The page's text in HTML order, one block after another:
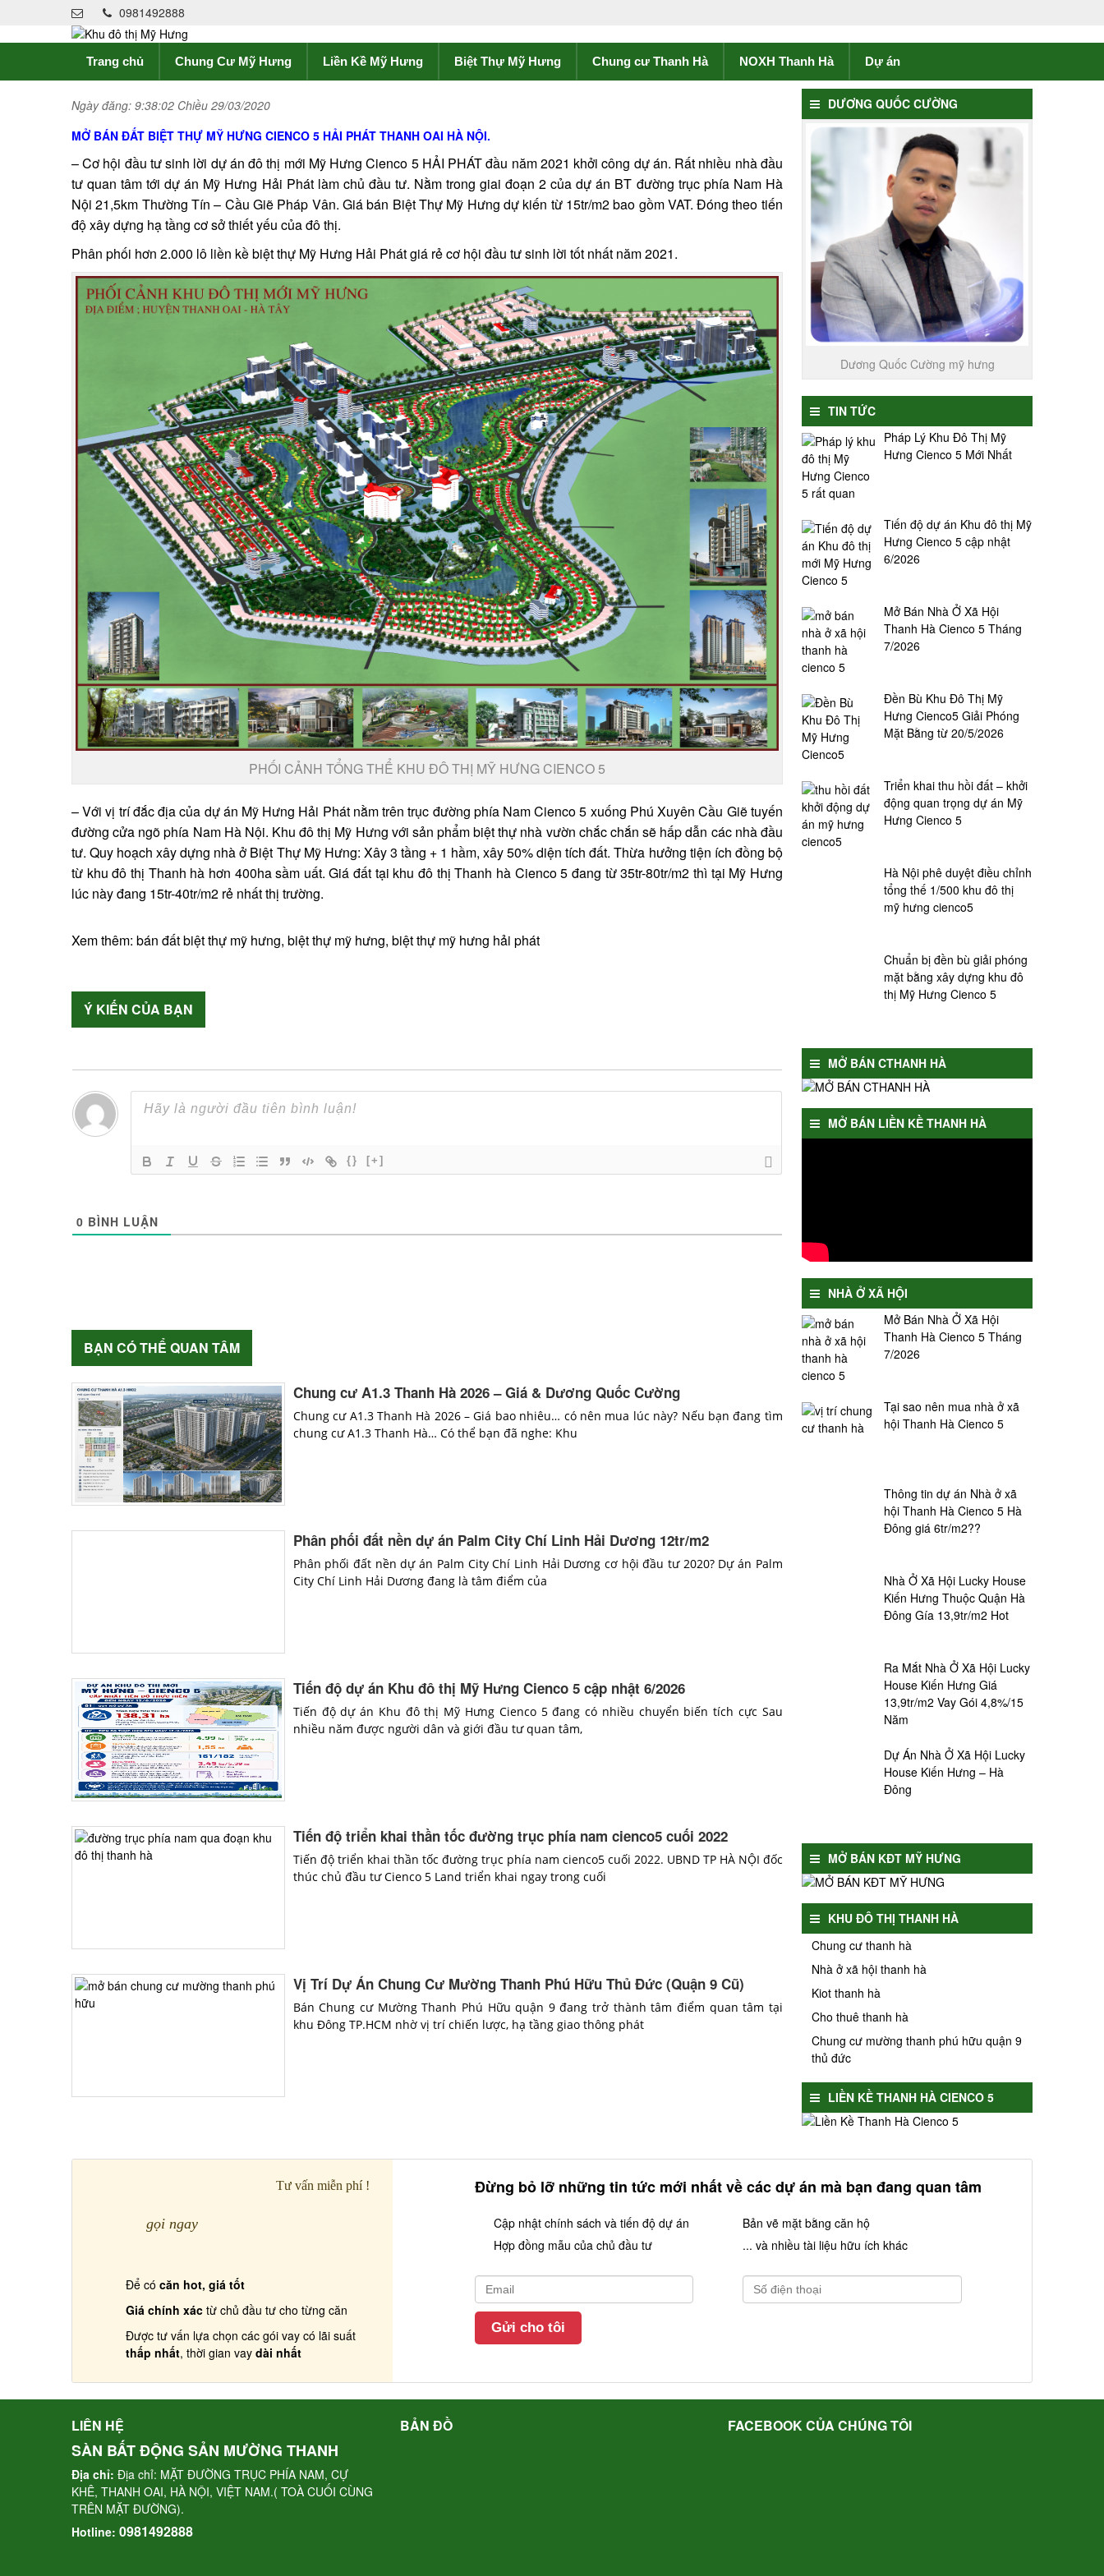
0981492888
Trang chủ Chung Cư Mỹ Hưng Liền Kề Mỹ Hưng Biệt Thự Mỹ Hưng Chung cư Thanh Hà NOXH Thanh Hà Dự án
Ngày đăng: 9:38:02 Chiều 29/03/2020
MỞ BÁN ĐẤT BIỆT THỰ MỸ HƯNG CIENCO 5 HẢI PHÁT THANH OAI HÀ NỘI.
– Cơ hội đầu tư sinh lời dự án đô thị mới Mỹ Hưng Cienco 5 HẢI PHÁT đầu năm 2021 khởi công dự án. Rất nhiều nhà đầu
tư quan tâm tới dự án Mỹ Hưng Hải Phát làm chủ đầu tư. Nằm trong giai đoạn 2 của dự án BT đường trục phía Nam Hà
Nội 21,5km Thường Tín – Cầu Giẽ Pháp Vân. Giá bán Biệt Thự Mỹ Hưng dự kiến từ 15tr/m2 bao gồm VAT. Đóng theo tiến
độ xây dựng hạ tầng cơ sở thiết yếu của đô thị.
Phân phối hơn 2.000 lô liền kề biệt thự Mỹ Hưng Hải Phát giá rẻ cơ hội đầu tư sinh lời tốt nhất năm 2021.
PHỐI CẢNH TỔNG THỂ KHU ĐÔ THỊ MỸ HƯNG CIENCO 5
– Với vị trí đắc địa của dự án Mỹ Hưng Hải Phátnằm trên trục đường phía Nam Cienco 5 xuống Phú Xuyên Cầu Giẽ tuyến
đường cửa ngõ phía Nam Hà Nội. Khu đô thị Mỹ Hưng với sản phẩm biệt thự nhà vườn chắc chắn sẽ hấp dẫn các nhà đầu
tư. Quy hoạch xây dựng nhà ở Biệt Thự Mỹ Hưng: Xây 3 tầng + 1 hầm, xây 50% diện tích đất. Thừa hưởng tiện ích đồng bộ
từ khu đô thị Thanh hà hơn 400ha sầm uất. Giá đất tại khu đô thị Thanh hà Cienco 5 đang từ 35tr-80tr/m2 thì tại Mỹ Hưng
lúc này đang 15tr-40tr/m2 rẻ nhất thị trường.
Xem thêm: bán đất biệt thự mỹ hưng, biệt thự mỹ hưng, biệt thự mỹ hưng hải phát
Ý KIẾN CỦA BẠN
{} [+]
0 BÌNH LUẬN
BẠN CÓ THỂ QUAN TÂM
Chung cư A1.3 Thanh Hà 2026 – Giá & Dương Quốc Cường
Chung cư A1.3 Thanh Hà 2026 – Giá bao nhiêu… có nên mua lúc này? Nếu bạn đang tìm
chung cư A1.3 Thanh Hà… Có thể bạn đã nghe: Khu
Phân phối đất nền dự án Palm City Chí Linh Hải Dương 12tr/m2
Phân phối đất nền dự án Palm City Chí Linh Hải Dương cơ hội đầu tư 2020? Dự án Palm
City Chí Linh Hải Dương đang là tâm điểm của
Tiến độ dự án Khu đô thị Mỹ Hưng Cienco 5 cập nhật 6/2026
Tiến độ dự án Khu đô thị Mỹ Hưng Cienco 5 đang có nhiều chuyển biến tích cực Sau
nhiều năm được người dân và giới đầu tư quan tâm,
Tiến độ triển khai thần tốc đường trục phía nam cienco5 cuối 2022
Tiến độ triển khai thần tốc đường trục phía nam cienco5 cuối 2022. UBND TP HÀ NỘI đốc
thúc chủ đầu tư Cienco 5 Land triển khai ngay trong cuối
Vị Trí Dự Án Chung Cư Mường Thanh Phú Hữu Thủ Đức (Quận 9 Cũ)
Bán Chung cư Mường Thanh Phú Hữu quận 9 đang trở thành tâm điểm quan tâm tại
khu Đông TP.HCM nhờ vị trí chiến lược, hạ tầng giao thông phát
DƯƠNG QUỐC CƯỜNG
Dương Quốc Cường mỹ hưng
TIN TỨC
Pháp Lý Khu Đô Thị Mỹ
Hưng Cienco 5 Mới Nhất
Tiến độ dự án Khu đô thị Mỹ
Hưng Cienco 5 cập nhật
6/2026
Mở Bán Nhà Ở Xã Hội
Thanh Hà Cienco 5 Tháng
7/2026
Đền Bù Khu Đô Thị Mỹ
Hưng Cienco5 Giải Phóng
Mặt Bằng từ 20/5/2026
Triển khai thu hồi đất – khởi
động quan trọng dự án Mỹ
Hưng Cienco 5
Hà Nội phê duyệt điều chỉnh
tổng thế 1/500 khu đô thị
mỹ hưng cienco5
Chuẩn bị đền bù giải phóng
mặt bằng xây dựng khu đô
thị Mỹ Hưng Cienco 5
MỞ BÁN CTHANH HÀ
MỞ BÁN LIỀN KỀ THANH HÀ
NHÀ Ở XÃ HỘI
Mở Bán Nhà Ở Xã Hội
Thanh Hà Cienco 5 Tháng
7/2026
Tại sao nên mua nhà ở xã
hội Thanh Hà Cienco 5
Thông tin dự án Nhà ở xã
hội Thanh Hà Cienco 5 Hà
Đông giá 6tr/m2??
Nhà Ở Xã Hội Lucky House
Kiến Hưng Thuộc Quận Hà
Đông Gía 13,9tr/m2 Hot
Ra Mắt Nhà Ở Xã Hội Lucky
House Kiến Hưng Giá
13,9tr/m2 Vay Gói 4,8%/15
Năm
Dự Án Nhà Ở Xã Hội Lucky
House Kiến Hưng – Hà
Đông
MỞ BÁN KĐT MỸ HƯNG
KHU ĐÔ THỊ THANH HÀ
Chung cư thanh hà
Nhà ở xã hội thanh hà
Kiot thanh hà
Cho thuê thanh hà
Chung cư mường thanh phú hữu quận 9
thủ đức
LIỀN KỀ THANH HÀ CIENCO 5
Tư vấn miễn phí !
gọi ngay
Để có căn hot, giá tốt
Giá chính xác từ chủ đầu tư cho từng căn
Được tư vấn lựa chọn các gói vay có lãi suất
thấp nhất, thời gian vay dài nhất
Đừng bỏ lỡ những tin tức mới nhất về các dự án mà bạn đang quan tâm
Cập nhật chính sách và tiến độ dự án
Bản vẽ mặt bằng căn hộ
Hợp đồng mẫu của chủ đầu tư
... và nhiều tài liệu hữu ích khác
LIÊN HỆ
SÀN BẤT ĐỘNG SẢN MƯỜNG THANH
Địa chỉ: Địa chỉ: MẶT ĐƯỜNG TRỤC PHÍA NAM, CỰ
KHÊ, THANH OAI, HÀ NỘI, VIỆT NAM.( TOÀ CUỐI CÙNG
TRÊN MẶT ĐƯỜNG).
Hotline: 0981492888
BẢN ĐỒ FACEBOOK CỦA CHÚNG TÔI